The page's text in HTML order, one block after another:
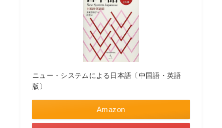
ニュー・システムによる日本語〔中国語・英語
版〕
Amazon